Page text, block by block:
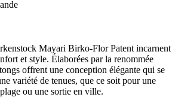
Mayari Birko-Flor Patent incarnent
et style. Élaborées par la renommée
offrent une conception élégante qui se
variété de tenues, que ce soit pour une
ou une sortie en ville.